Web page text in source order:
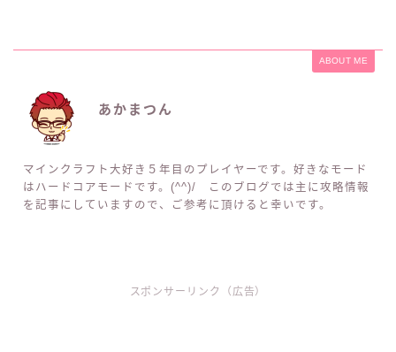
ABOUT ME
あかまつん
マインクラフト大好き５年目のプレイヤーです。好きなモード
はハードコアモードです。(^^)/ このブログでは主に攻略情報
を記事にしていますので、ご参考に頂けると幸いです。
スポンサーリンク（広告）